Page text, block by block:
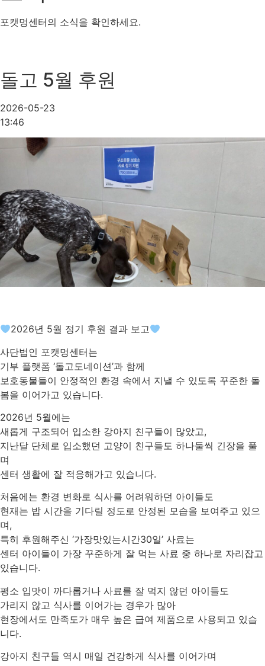
포캣멍센터의 소식을 확인하세요.
돌고 5월 후원
2026-05-23
13:46
2026년 5월 정기 후원 결과 보고
사단법인 포캣멍센터는
기부 플랫폼 ‘돌고도네이션’과 함께
보호동물들이 안정적인 환경 속에서 지낼 수 있도록 꾸준한 돌
봄을 이어가고 있습니다.
2026년 5월에는
새롭게 구조되어 입소한 강아지 친구들이 많았고,
지난달 단체로 입소했던 고양이 친구들도 하나둘씩 긴장을 풀
며
센터 생활에 잘 적응해가고 있습니다.
처음에는 환경 변화로 식사를 어려워하던 아이들도
현재는 밥 시간을 기다릴 정도로 안정된 모습을 보여주고 있으
며,
특히 후원해주신 ‘가장맛있는시간30일’ 사료는
센터 아이들이 가장 꾸준하게 잘 먹는 사료 중 하나로 자리잡고
있습니다.
평소 입맛이 까다롭거나 사료를 잘 먹지 않던 아이들도
가리지 않고 식사를 이어가는 경우가 많아
현장에서도 만족도가 매우 높은 급여 제품으로 사용되고 있습
니다.
강아지 친구들 역시 매일 건강하게 식사를 이어가며